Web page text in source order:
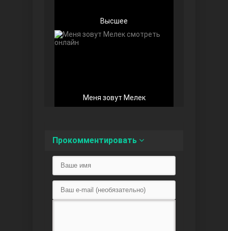
Игра судьбы
Высшее
Меня зовут Мелек
Прокомментировать